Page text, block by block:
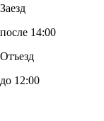
Заезд
после 14:00
Отъезд
до 12:00